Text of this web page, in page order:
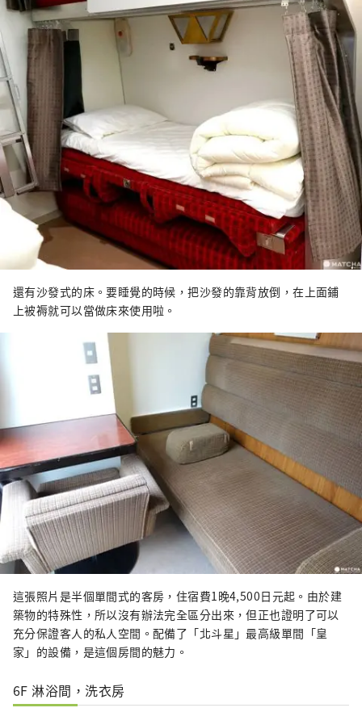
還有沙發式的床。要睡覺的時候，把沙發的靠背放倒，在上面鋪
上被褥就可以當做床來使用啦。
這張照片是半個單間式的客房，住宿費1晚4,500日元起。由於建
築物的特殊性，所以沒有辦法完全區分出來，但正也證明了可以
充分保證客人的私人空間。配備了「北斗星」最高級單間「皇
家」的設備，是這個房間的魅力。
6F 淋浴間，洗衣房